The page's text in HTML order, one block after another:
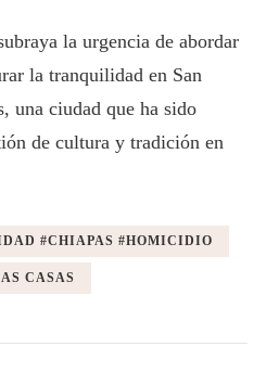
la urgencia de abordar
la tranquilidad en San
una ciudad que ha sido
de cultura y tradición en
#CHIAPAS #HOMICIDIO
CASAS